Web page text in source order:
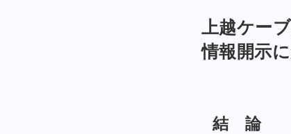
上越ケー
情報開示
結 論